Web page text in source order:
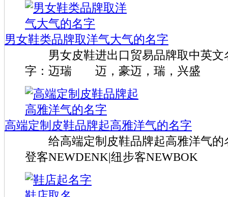
男女鞋类品牌取洋气大气的名字
男女皮鞋进出口贸易品牌取中英
字：迈瑞 迈，豪迈，瑞，兴盛
高端定制皮鞋品牌起高雅洋气的名字
给高端定制皮鞋品牌起高雅洋气
登客NEWDENK|纽步客NEWBOK